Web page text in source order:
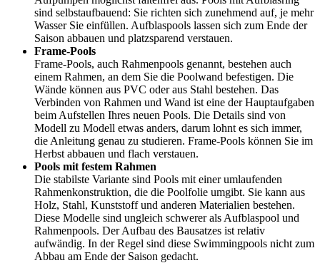
sind selbstaufbauend: Sie richten sich zunehmend auf, je mehr
Wasser Sie einfüllen. Aufblaspools lassen sich zum Ende der
Saison abbauen und platzsparend verstauen.
Frame-Pools
Frame-Pools, auch Rahmenpools genannt, bestehen auch
einem Rahmen, an dem Sie die Poolwand befestigen. Die
Wände können aus PVC oder aus Stahl bestehen. Das
Verbinden von Rahmen und Wand ist eine der Hauptaufgaben
beim Aufstellen Ihres neuen Pools. Die Details sind von
Modell zu Modell etwas anders, darum lohnt es sich immer,
die Anleitung genau zu studieren. Frame-Pools können Sie im
Herbst abbauen und flach verstauen.
Pools mit festem Rahmen
Die stabilste Variante sind Pools mit einer umlaufenden
Rahmenkonstruktion, die die Poolfolie umgibt. Sie kann aus
Holz, Stahl, Kunststoff und anderen Materialien bestehen.
Diese Modelle sind ungleich schwerer als Aufblaspool und
Rahmenpools. Der Aufbau des Bausatzes ist relativ
aufwändig. In der Regel sind diese Swimmingpools nicht zum
Abbau am Ende der Saison gedacht.